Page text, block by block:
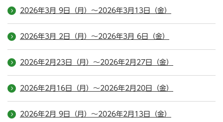
2026年3月 9日（月）～2026年3月13日（金）
2026年3月 2日（月）～2026年3月 6日（金）
2026年2月23日（月）～2026年2月27日（金）
2026年2月16日（月）～2026年2月20日（金）
2026年2月 9日（月）～2026年2月13日（金）